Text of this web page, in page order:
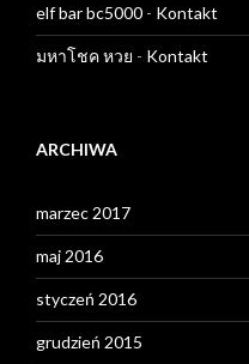
elf bar bc5000 - Kontakt
มหาโชค หวย - Kontakt
ARCHIWA
marzec 2017
maj 2016
styczeń 2016
grudzień 2015